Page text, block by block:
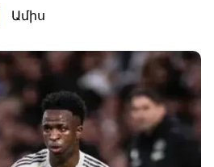
Ամիս